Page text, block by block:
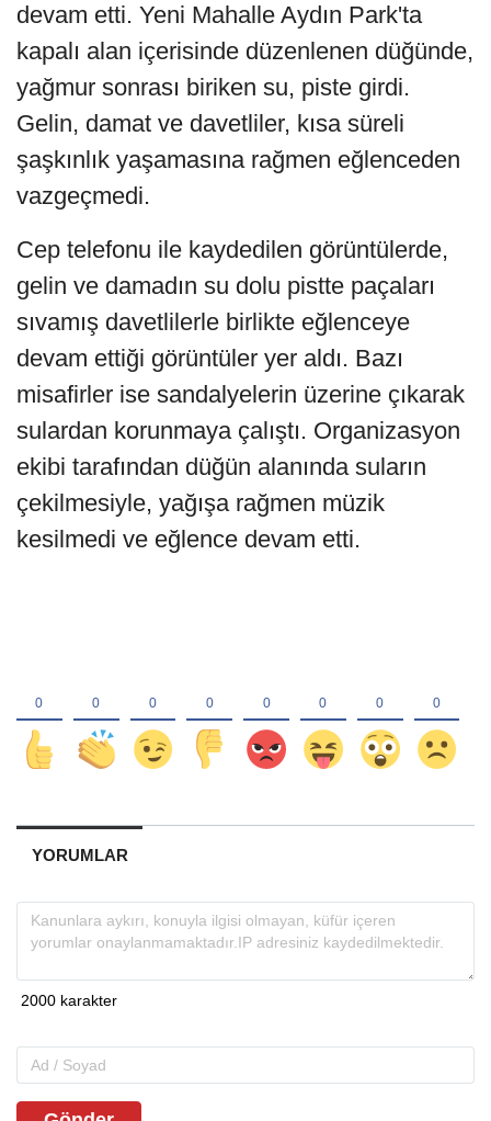
devam etti. Yeni Mahalle Aydın Park'ta
kapalı alan içerisinde düzenlenen düğünde,
yağmur sonrası biriken su, piste girdi.
Gelin, damat ve davetliler, kısa süreli
şaşkınlık yaşamasına rağmen eğlenceden
vazgeçmedi.
Cep telefonu ile kaydedilen görüntülerde,
gelin ve damadın su dolu pistte paçaları
sıvamış davetlilerle birlikte eğlenceye
devam ettiği görüntüler yer aldı. Bazı
misafirler ise sandalyelerin üzerine çıkarak
sulardan korunmaya çalıştı. Organizasyon
ekibi tarafından düğün alanında suların
çekilmesiyle, yağışa rağmen müzik
kesilmedi ve eğlence devam etti.
YORUMLAR